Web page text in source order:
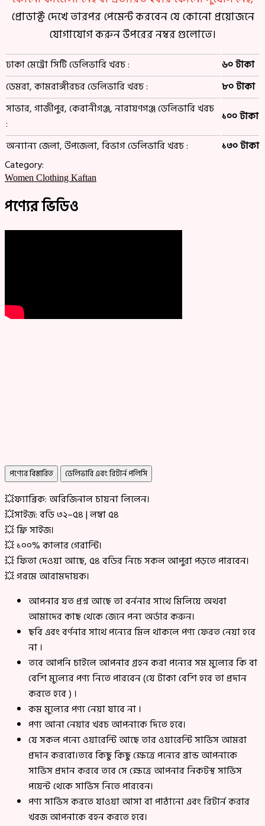
প্রোডাক্ট দেখে তারপর পেমেন্ট করবেন যে কোনো প্রয়োজনে
যোগাযোগ করুন উপরের নম্বর গুলোতে।
ঢাকা মেট্রো সিটি ডেলিভারি খরচ :
৬০ টাকা
ডেমরা, কামরাঙ্গীরচর ডেলিভারি খরচ :
৮০ টাকা
সাভার, গাজীপুর, কেরানীগঞ্জ, নারায়ণগঞ্জ ডেলিভারি খরচ
:
১০০ টাকা
অন্যান্য জেলা, উপজেলা, বিভাগ ডেলিভারি খরচ :
১৩০ টাকা
Category:
Women Clothing Kaftan
পণ্যের ভিডিও
পণ্যের বিস্তারিত ডেলিভারি এবং রিটার্ন পলিসি
💥ফ্যাব্রিক: অরিজিনাল চায়না লিলেন।
💥সাইজ: বডি ৩২–৫৪ | লম্বা ৫৪
💥 ফ্রি সাইজ।
💥 ১০০% কালার গেরান্টি।
💥 ফিতা দেওয়া আছে, ৫৪ বডির নিচে সকল আপুরা পড়তে পারবেন।
💥 গরমে আরামদায়ক।
আপনার যত প্রশ্ন আছে তা বর্ননার সাথে মিলিয়ে অথবা
আমাদের কাছ থেকে জেনে পন্য অর্ডার করুন।
ছবি এবং বর্ণনার সাথে পন্যের মিল থাকলে পণ্য ফেরত নেয়া হবে
না ।
তবে আপনি চাইলে আপনার গ্রহন করা পন্যের সম মুল্যের কি বা
বেশি মুল্যের পণ্য নিতে পারবেন (যে টাকা বেশি হবে তা প্রদান
করতে হবে ) ।
কম মুল্যের পণ্য নেয়া যাবে না ।
পণ্য আনা নেয়ার খরচ আপনাকে দিতে হবে।
যে সকল পন্যে ওয়ারেন্টি আছে তার ওয়ারেন্টি সার্ভিস আমরা
প্রদান করবো।তবে কিছু কিছু ক্ষেত্রে পন্যের ব্রান্ড আপনাকে
সার্ভিস প্রদান করবে তবে সে ক্ষেত্রে আপনার নিকটস্থ সার্ভিস
পয়েন্ট থেকে সার্ভিস নিতে পারবেন।
পণ্য সার্ভিস করতে যাওয়া আসা বা পাঠানো এবং রিটার্ন করার
খরজ আপনাকে বহন করতে হবে।